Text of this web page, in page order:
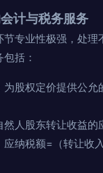
计与税务服务
节专业性极强，处理
括：
为股权定价提供公允
然人股东转让收益的
应纳税额=（转让收